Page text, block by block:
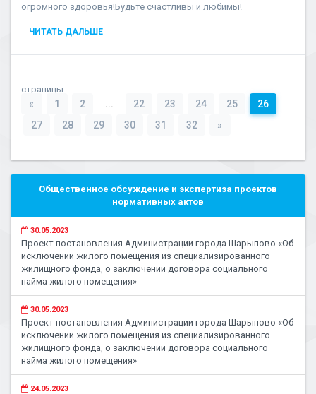
огромного здоровья!Будьте счастливы и любимы!
ЧИТАТЬ ДАЛЬШЕ
страницы:
« 1 2 ... 22 23 24 25
26
27
28 29 30 31 32 »
Общественное обсуждение и экспертиза проектов
нормативных актов
30.05.2023
Проект постановления Администрации города Шарыпово «Об
исключении жилого помещения из специализированного
жилищного фонда, о заключении договора социального
найма жилого помещения»
30.05.2023
Проект постановления Администрации города Шарыпово «Об
исключении жилого помещения из специализированного
жилищного фонда, о заключении договора социального
найма жилого помещения»
24.05.2023